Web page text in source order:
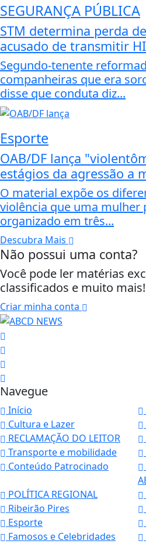
SEGURANÇA PÚBLICA
STM determina perda
acusado de transmitir
Segundo-tenente
companheiras que era
disse que conduta diz...
Esporte
OAB/DF lança
estágios da agressão a
O material expõe os
violência que uma mulher
organizado em três...
Descubra Mais
Não possui uma conta?
Você pode ler matérias
classificados e muito mais!
Criar minha conta
Navegue
Início
Cultura e Lazer
RECLAMAÇÃO DO LEITOR
Transporte e mobilidade
Conteúdo Patrocinado
POLÍTICA REGIONAL
Ribeirão Pires
Esporte
Famosos e Celebridades